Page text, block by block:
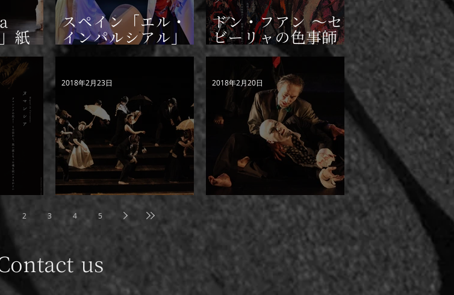
紙
スペイン「エル・
インパルシアル」
紙 田尻陽一インタ
ドン・フアン ～セ
ビーリャの色事師
と石の客人～
ARTEZBLAI
2018年2月23日
ABC紙
2018年2月20日
2 3 4 5
us